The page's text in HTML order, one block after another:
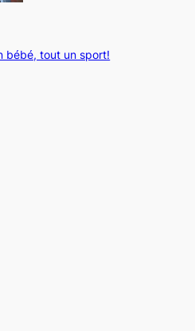
bébé, tout un sport!